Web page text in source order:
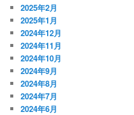
2025年2月
2025年1月
2024年12月
2024年11月
2024年10月
2024年9月
2024年8月
2024年7月
2024年6月